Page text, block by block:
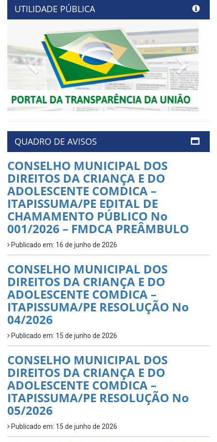
UTILIDADE PÚBLICA
Previous
QUADRO DE AVISOS
CONSELHO MUNICIPAL DOS
DIREITOS DA CRIANÇA E DO
ADOLESCENTE COMDICA –
ITAPISSUMA/PE EDITAL DE
CHAMAMENTO PÚBLICO No
001/2026 – FMDCA PREÂMBULO
Publicado em: 16 de junho de 2026
CONSELHO MUNICIPAL DOS
DIREITOS DA CRIANÇA E DO
ADOLESCENTE COMDICA –
ITAPISSUMA/PE RESOLUÇÃO No
04/2026
Publicado em: 15 de junho de 2026
CONSELHO MUNICIPAL DOS
DIREITOS DA CRIANÇA E DO
ADOLESCENTE COMDICA –
ITAPISSUMA/PE RESOLUÇÃO No
05/2026
Publicado em: 15 de junho de 2026